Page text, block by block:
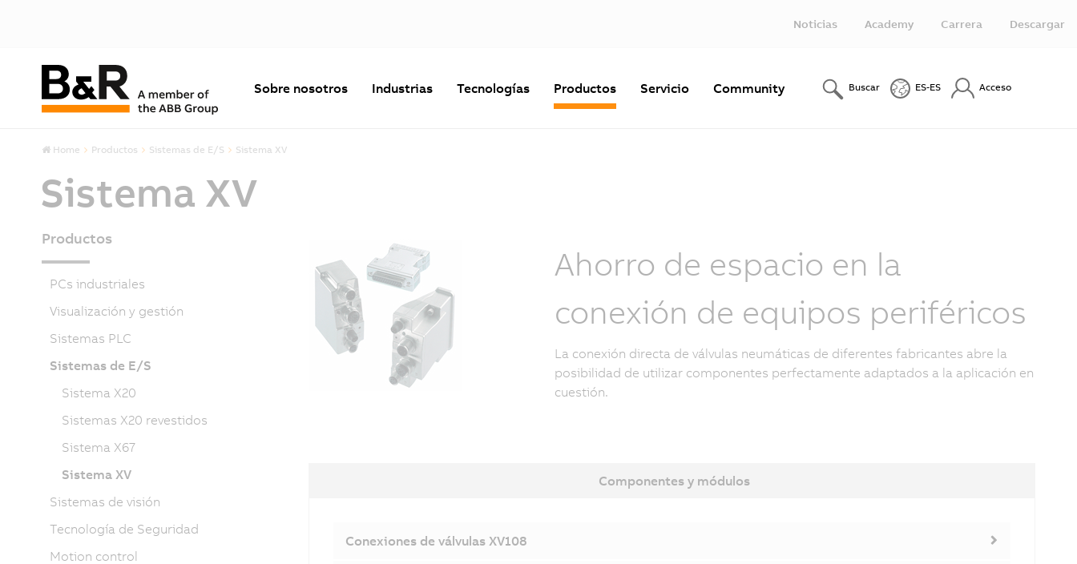
Noticias Academy Carrera Descargar
Sobre nosotros Industrias Tecnologías Productos Servicio Community Buscar ES-ES Acceso
Home Productos Sistemas de E/S Sistema XV
Sistema XV
Ahorro de espacio en la
conexión de equipos periféricos
La conexión directa de válvulas neumáticas de diferentes fabricantes abre la
posibilidad de utilizar componentes perfectamente adaptados a la aplicación en
cuestión.
Componentes y módulos
Conexiones de válvulas XV108
Productos
PCs industriales
Visualización y gestión
Sistemas PLC
Sistemas de E/S
Sistema X20
Sistemas X20 revestidos
Sistema X67
Sistema XV
Sistemas de visión
Tecnología de Seguridad
Motion control